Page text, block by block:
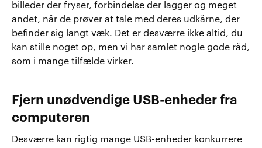
billeder der fryser, forbindelse der lagger og meget
andet, når de prøver at tale med deres udkårne, der
befinder sig langt væk. Det er desværre ikke altid, du
kan stille noget op, men vi har samlet nogle gode råd,
som i mange tilfælde virker.
Fjern unødvendige USB-enheder fra
computeren
Desværre kan rigtig mange USB-enheder konkurrere